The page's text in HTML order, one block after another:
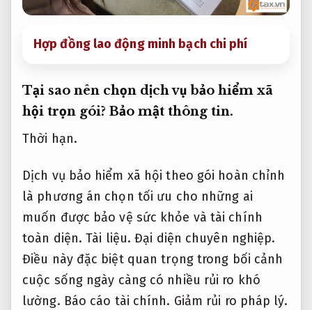
Hợp đồng lao động minh bạch chi phí
Tại sao nên chọn dịch vụ bảo hiểm xã
hội trọn gói? Bảo mật thông tin.
Thời hạn.
Dịch vụ bảo hiểm xã hội theo gói hoàn chỉnh
là phương án chọn tối ưu cho những ai
muốn được bảo vệ sức khỏe và tài chính
toàn diện.Tài liệu. Đại diện chuyên nghiệp.
Điều này đặc biệt quan trọng trong bối cảnh
cuộc sống ngày càng có nhiều rủi ro khó
lường. Báo cáo tài chính. Giảm rủi ro pháp lý.